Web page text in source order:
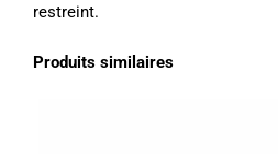
restreint.
Produits similaires